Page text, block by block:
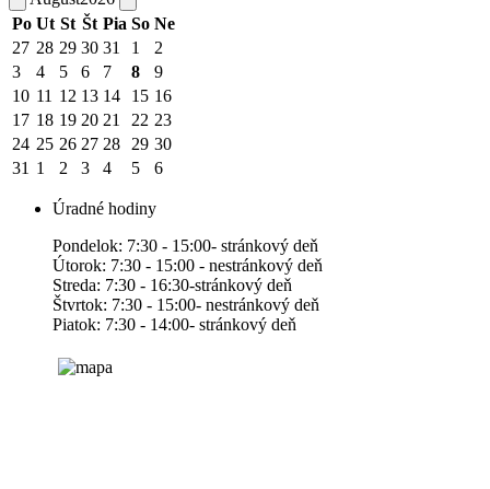
Po Ut St Št Pia So Ne
27 28 29 30 31 1
2
3
4 5 6 7 8
9
10 11 12 13 14 15 16
17 18 19 20 21 22 23
24 25 26 27 28 29 30
31 1 2 3 4 5 6
Úradné hodiny
Pondelok: 7:30 - 15:00- stránkový deň
Útorok: 7:30 - 15:00 - nestránkový deň
Streda: 7:30 - 16:30-stránkový deň
Štvrtok: 7:30 - 15:00- nestránkový deň
Piatok: 7:30 - 14:00- stránkový deň